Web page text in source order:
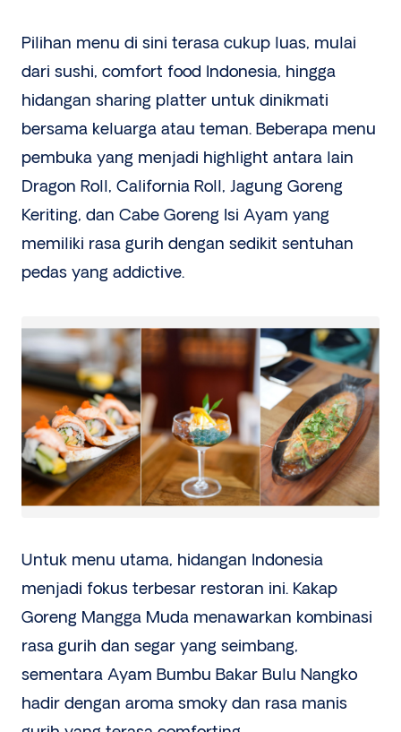
Pilihan menu di sini terasa cukup luas, mulai
dari sushi, comfort food Indonesia, hingga
hidangan sharing platter untuk dinikmati
bersama keluarga atau teman. Beberapa menu
pembuka yang menjadi highlight antara lain
Dragon Roll, California Roll, Jagung Goreng
Keriting, dan Cabe Goreng Isi Ayam yang
memiliki rasa gurih dengan sedikit sentuhan
pedas yang addictive.
Untuk menu utama, hidangan Indonesia
menjadi fokus terbesar restoran ini. Kakap
Goreng Mangga Muda menawarkan kombinasi
rasa gurih dan segar yang seimbang,
sementara Ayam Bumbu Bakar Bulu Nangko
hadir dengan aroma smoky dan rasa manis